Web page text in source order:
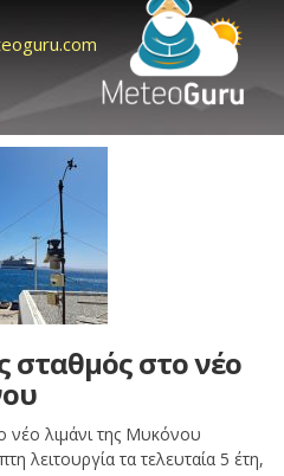
σταθμός στο νέο
νέο λιμάνι της Μυκόνου
λειτουργία τα τελευταία 5 έτη,